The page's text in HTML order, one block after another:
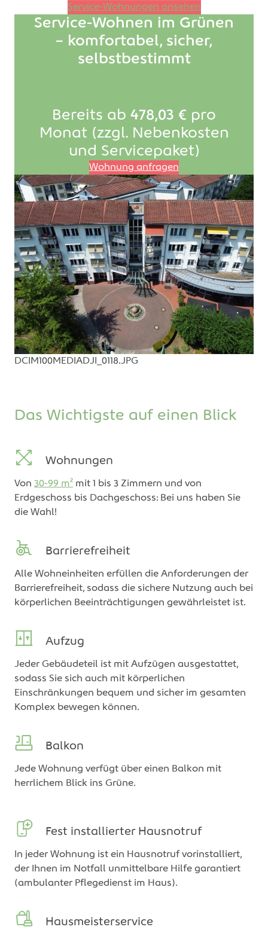
Service-Wohnungen ansehen
Service-Wohnen im Grünen
– komfortabel, sicher,
selbstbestimmt
Bereits ab 478,03 € pro
Monat (zzgl. Nebenkosten
und Servicepaket)
Wohnung anfragen
DCIM100MEDIADJI_0118.JPG
Das Wichtigste auf einen Blick
Wohnungen
Von 30-99 m² mit 1 bis 3 Zimmern und von
Erdgeschoss bis Dachgeschoss: Bei uns haben Sie
die Wahl!
Barrierefreiheit
Alle Wohneinheiten erfüllen die Anforderungen der
Barrierefreiheit, sodass die sichere Nutzung auch bei
körperlichen Beeinträchtigungen gewährleistet ist.
Aufzug
Jeder Gebäudeteil ist mit Aufzügen ausgestattet,
sodass Sie sich auch mit körperlichen
Einschränkungen bequem und sicher im gesamten
Komplex bewegen können.
Balkon
Jede Wohnung verfügt über einen Balkon mit
herrlichem Blick ins Grüne.
Fest installierter Hausnotruf
In jeder Wohnung ist ein Hausnotruf vorinstalliert,
der Ihnen im Notfall unmittelbare Hilfe garantiert
(ambulanter Pflegedienst im Haus).
Hausmeisterservice